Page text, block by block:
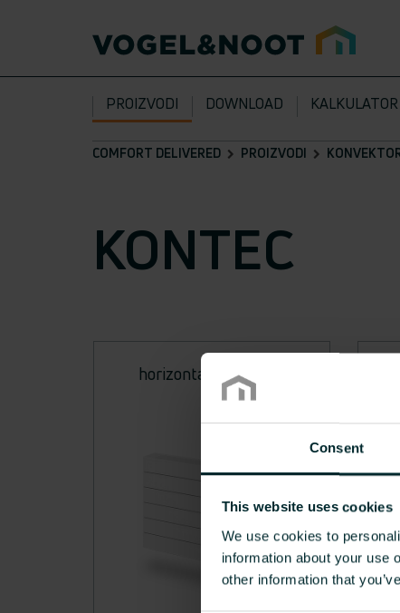
Consent
This website uses cookies
We use cookies to
information about your use
other information that
PROIZVODI DOWNLOAD
COMFORT DELIVERED PROIZVODI
KONTEC
horizontalna izvedba